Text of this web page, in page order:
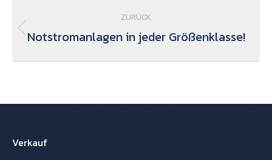
ZURÜCK
Vorheriger
Notstromanlagen in jeder Größenklasse!
Verkauf